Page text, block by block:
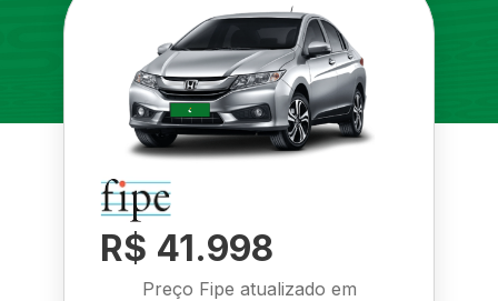
R$ 41.998
Preço Fipe atualizado em